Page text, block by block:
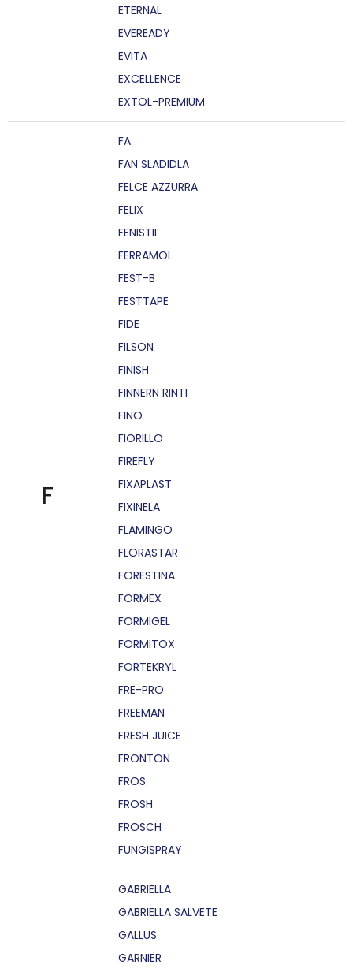
ETERNAL
EVEREADY
EVITA
EXCELLENCE
EXTOL-PREMIUM
F
FA
FAN SLADIDLA
FELCE AZZURRA
FELIX
FENISTIL
FERRAMOL
FEST-B
FESTTAPE
FIDE
FILSON
FINISH
FINNERN RINTI
FINO
FIORILLO
FIREFLY
FIXAPLAST
FIXINELA
FLAMINGO
FLORASTAR
FORESTINA
FORMEX
FORMIGEL
FORMITOX
FORTEKRYL
FRE-PRO
FREEMAN
FRESH JUICE
FRONTON
FROS
FROSH
FROSCH
FUNGISPRAY
GABRIELLA
GABRIELLA SALVETE
GALLUS
GARNIER